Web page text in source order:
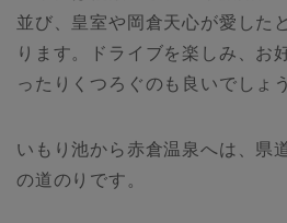
並び、皇室や岡倉天心が愛した
ります。ドライブを楽しみ、お
ったりくつろぐのも良いでしょう
いもり池から赤倉温泉へは、県
の道のりです。